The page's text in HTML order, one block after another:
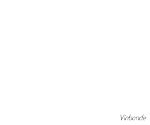
Vinbonde